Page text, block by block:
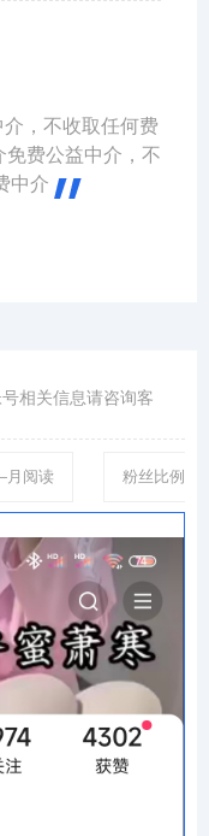
，不收取任何费
免费公益中介，不
中介
相关信息请咨询客
阅读 粉丝比例